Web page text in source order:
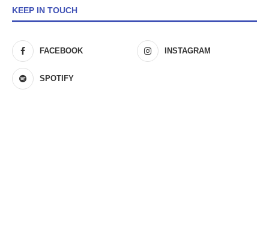
KEEP IN TOUCH
FACEBOOK INSTAGRAM
SPOTIFY